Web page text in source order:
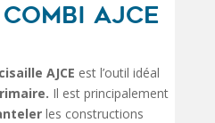
AJCE
AJCE est l’outil idéal
Il est principalement
les constructions